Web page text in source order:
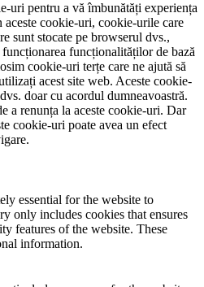
uri pentru a vă îmbunătăți experiența
cookie-uri, cookie-urile care
sunt stocate pe browserul dvs.,
funcționalităților de bază
cookie-uri terțe care ne ajută să
acest site web. Aceste cookie-
doar cu acordul dumneavoastră.
a renunța la aceste cookie-uri. Dar
cookie-uri poate avea un efect
essential for the website to
only includes cookies that ensures
features of the website. These
information.